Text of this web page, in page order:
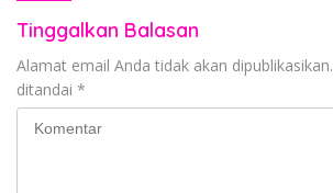
Tinggalkan Balasan
Alamat email Anda tidak akan dipublikasikan.
ditandai *